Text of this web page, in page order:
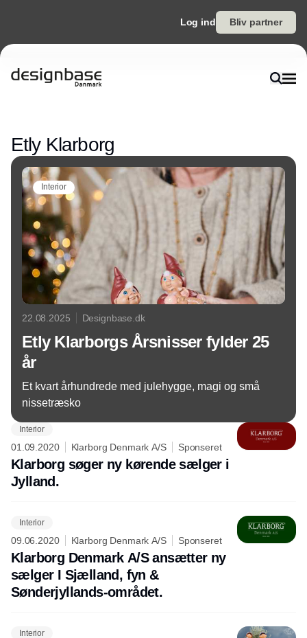
Log ind Bliv partner
Etly Klarborg
Interior
22.08.2025 Designbase.dk
Etly Klarborgs Årsnisser fylder 25
år
Et kvart århundrede med julehygge, magi og små
nissetræsko
Interior
01.09.2020 Klarborg Denmark A/S Sponseret
Klarborg søger ny kørende sælger i
Jylland.
Interior
09.06.2020 Klarborg Denmark A/S Sponseret
Klarborg Denmark A/S ansætter ny
sælger I Sjælland, fyn &
Sønderjyllands-området.
Interior